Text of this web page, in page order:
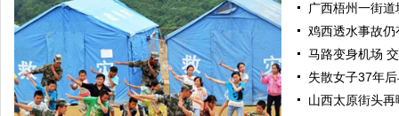
广西梧州一街
鸡西透水事故
马路变身机场
失散女子37年
山西太原街头再